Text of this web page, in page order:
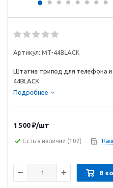
Артикул: MT-44BLACK
Штатив трипод для телефона
44BLACK
Подробнее
1 500₽/шт
Есть в наличии (102)
В